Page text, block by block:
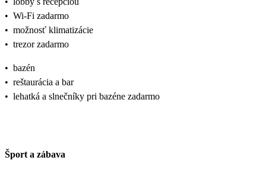
• Wi-Fi zadarmo
• možnosť klimatizácie
• trezor zadarmo
• bazén
• reštaurácia a bar
• lehatká a slnečníky pri bazéne zadarmo
Šport a zábava